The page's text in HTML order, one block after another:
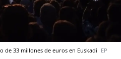
de 33 millones de euros en Euskadi EP